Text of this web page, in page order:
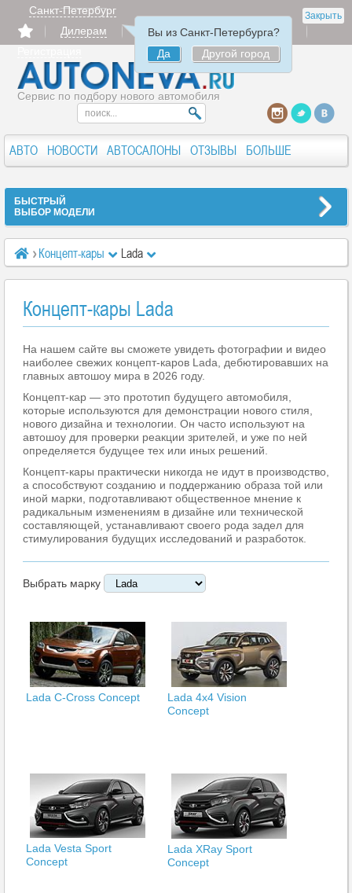
Закрыть
Санкт-Петербург
Вы из Санкт-Петербурга?
Да
Другой город
Дилерам Продать
Авторизация
Сервис по подбору нового автомобиля
АВТО НОВОСТИ АВТОСАЛОНЫ ОТЗЫВЫ БОЛЬШЕ
БЫСТРЫЙ
ВЫБОР МОДЕЛИ
Концепт-кары Lada
Концепт-кары Lada
На нашем сайте вы сможете увидеть фотографии и видео
наиболее свежих концепт-каров Lada, дебютировавших на
главных автошоу мира в 2026 году.
Концепт-кар — это прототип будущего автомобиля,
которые используются для демонстрации нового стиля,
нового дизайна и технологии. Он часто используют на
автошоу для проверки реакции зрителей, и уже по ней
определяется будущее тех или иных решений.
Концепт-кары практически никогда не идут в производство,
а способствуют созданию и поддержанию образа той или
иной марки, подготавливают общественное мнение к
радикальным изменениям в дизайне или технической
составляющей, устанавливают своего рода задел для
стимулирования будущих исследований и разработок.
Выбрать марку
Lada C-Cross Concept
Lada 4x4 Vision
Concept
Lada Vesta Sport
Concept
Lada XRay Sport
Concept